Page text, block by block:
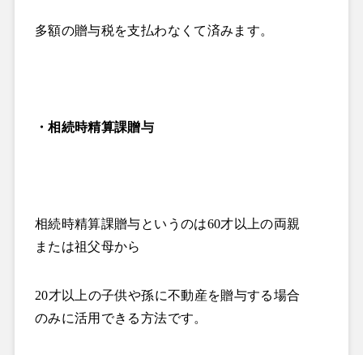
多額の贈与税を支払わなくて済みます。
・相続時精算課贈与
相続時精算課贈与というのは60才以上の両親
または祖父母から
20才以上の子供や孫に不動産を贈与する場合
のみに活用できる方法です。